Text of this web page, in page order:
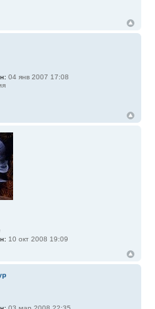
04 янв 2007 17:08
10 окт 2008 19:09